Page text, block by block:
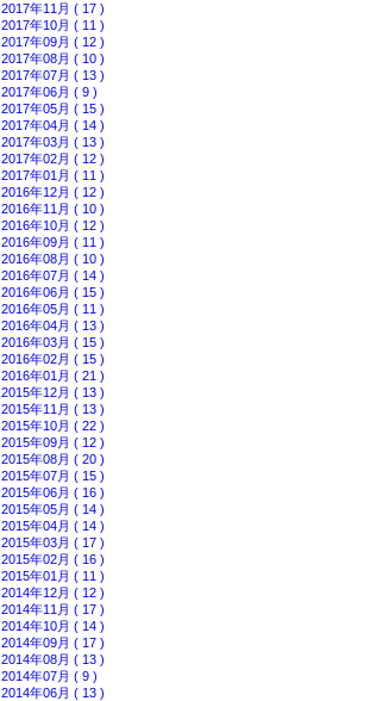
2017年11月 ( 17 )
2017年10月 ( 11 )
2017年09月 ( 12 )
2017年08月 ( 10 )
2017年07月 ( 13 )
2017年06月 ( 9 )
2017年05月 ( 15 )
2017年04月 ( 14 )
2017年03月 ( 13 )
2017年02月 ( 12 )
2017年01月 ( 11 )
2016年12月 ( 12 )
2016年11月 ( 10 )
2016年10月 ( 12 )
2016年09月 ( 11 )
2016年08月 ( 10 )
2016年07月 ( 14 )
2016年06月 ( 15 )
2016年05月 ( 11 )
2016年04月 ( 13 )
2016年03月 ( 15 )
2016年02月 ( 15 )
2016年01月 ( 21 )
2015年12月 ( 13 )
2015年11月 ( 13 )
2015年10月 ( 22 )
2015年09月 ( 12 )
2015年08月 ( 20 )
2015年07月 ( 15 )
2015年06月 ( 16 )
2015年05月 ( 14 )
2015年04月 ( 14 )
2015年03月 ( 17 )
2015年02月 ( 16 )
2015年01月 ( 11 )
2014年12月 ( 12 )
2014年11月 ( 17 )
2014年10月 ( 14 )
2014年09月 ( 17 )
2014年08月 ( 13 )
2014年07月 ( 9 )
2014年06月 ( 13 )